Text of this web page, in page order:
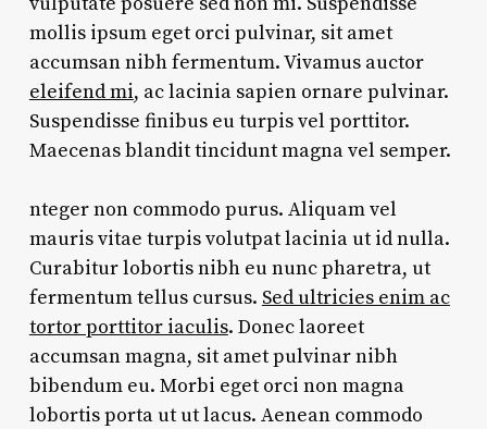
mollis ipsum eget orci pulvinar, sit amet
accumsan nibh fermentum. Vivamus auctor
eleifend mi, ac lacinia sapien ornare pulvinar.
Suspendisse finibus eu turpis vel porttitor.
Maecenas blandit tincidunt magna vel semper.
nteger non commodo purus. Aliquam vel
mauris vitae turpis volutpat lacinia ut id nulla.
Curabitur lobortis nibh eu nunc pharetra, ut
fermentum tellus cursus. Sed ultricies enim ac
tortor porttitor iaculis. Donec laoreet
accumsan magna, sit amet pulvinar nibh
bibendum eu. Morbi eget orci non magna
lobortis porta ut ut lacus. Aenean commodo